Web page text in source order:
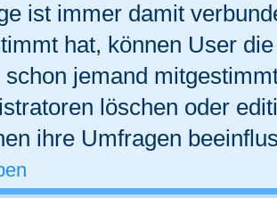
ist immer damit
hat, können User
schon jemand
löschen oder
ihre Umfragen